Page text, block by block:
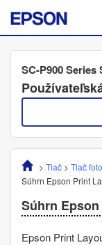
SC-P900 Series
> Tlač> Tlač
Súhrn Epson Print
Súhrn
Epson Print